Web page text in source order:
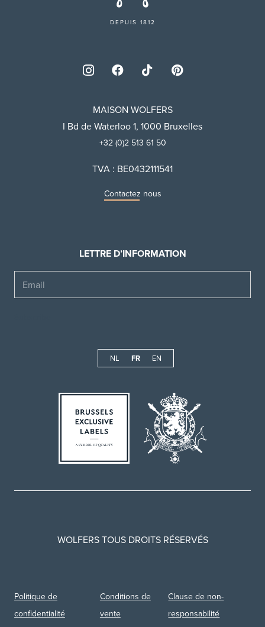
DEPUIS 1812
MAISON WOLFERS
I Bd de Waterloo 1, 1000 Bruxelles
+32 (0)2 513 61 50
TVA : BE0432111541
Contactez nous
LETTRE D’INFORMATION
NL FR EN
WOLFERS TOUS DROITS RÉSERVÉS
Politique de
confidentialité
Conditions de
vente
Clause de non-
responsabilité